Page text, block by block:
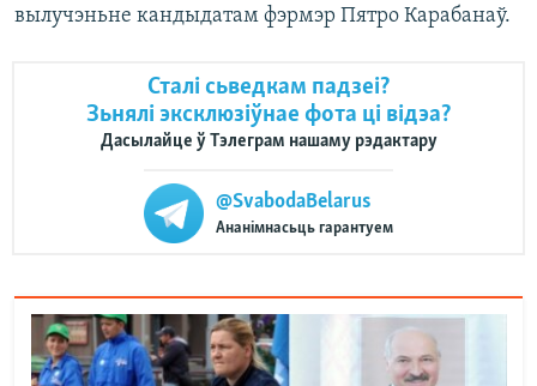
вылучэньне кандыдатам фэрмэр Пятро Карабанаў.
Сталі сьведкам падзеі?
Зьнялі эксклюзіўнае фота ці відэа?
Дасылайце ў Тэлеграм нашаму рэдактару
@SvabodaBelarus
Ананімнасьць гарантуем